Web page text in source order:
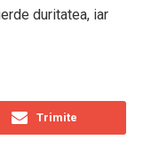
duritatea, iar
Trimite